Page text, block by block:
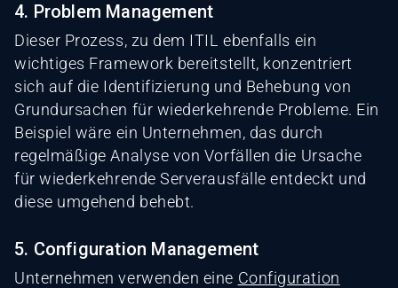
4. Problem Management
Dieser Prozess, zu dem ITIL ebenfalls ein
wichtiges Framework bereitstellt, konzentriert
sich auf die Identifizierung und Behebung von
Grundursachen für wiederkehrende Probleme. Ein
Beispiel wäre ein Unternehmen, das durch
regelmäßige Analyse von Vorfällen die Ursache
für wiederkehrende Serverausfälle entdeckt und
diese umgehend behebt.
5. Configuration Management
Unternehmen verwenden eine Configuration